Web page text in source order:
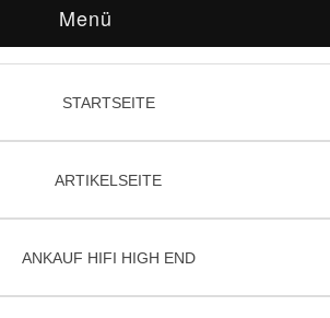
Menü
STARTSEITE
ARTIKELSEITE
ANKAUF HIFI HIGH END